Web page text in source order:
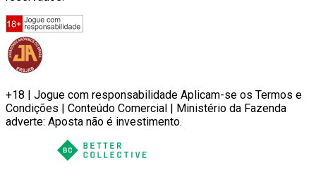
+18 | Jogue com responsabilidade Aplicam-se os Termos e
Condições | Conteúdo Comercial | Ministério da Fazenda
adverte: Aposta não é investimento.